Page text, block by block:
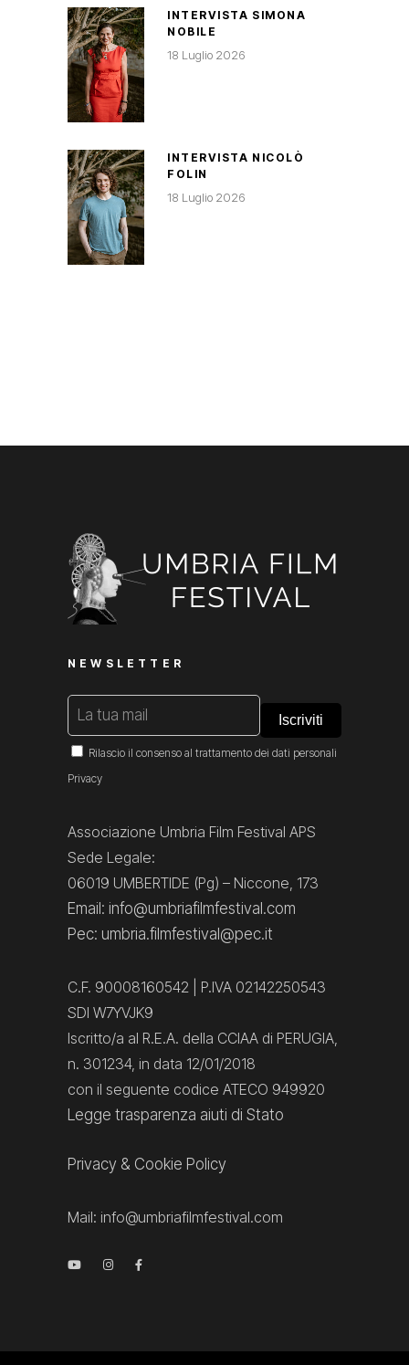
INTERVISTA SIMONA
NOBILE
18 Luglio 2026
INTERVISTA NICOLÒ
FOLIN
18 Luglio 2026
NEWSLETTER
Rilascio il consenso al trattamento dei dati personali
Privacy
Associazione Umbria Film Festival APS
Sede Legale:
06019 UMBERTIDE (Pg) – Niccone, 173
Email: info@umbriafilmfestival.com
Pec: umbria.filmfestival@pec.it
C.F. 90008160542 | P.IVA 02142250543
SDI W7YVJK9
Iscritto/a al R.E.A. della CCIAA di PERUGIA,
n. 301234, in data 12/01/2018
con il seguente codice ATECO 949920
Legge trasparenza aiuti di Stato
Privacy & Cookie Policy
Mail: info@umbriafilmfestival.com